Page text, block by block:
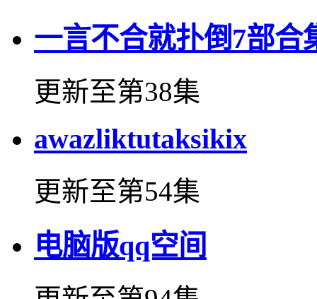
一言不合就扑倒7部合
更新至第38集
awazliktutaksikix
更新至第54集
电脑版qq空间